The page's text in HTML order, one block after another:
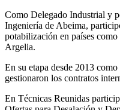
Como Delegado Industrial y
Ingeniería de Abeima,
potabilización en países
Argelia.
En su etapa desde 2013
gestionaron los contratos
En Técnicas Reunidas